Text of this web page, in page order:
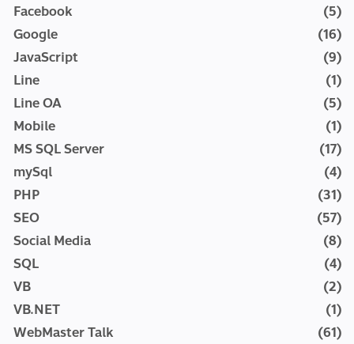
Facebook
(5)
Google
(16)
JavaScript
(9)
Line
(1)
Line OA
(5)
Mobile
(1)
MS SQL Server
(17)
mySql
(4)
PHP
(31)
SEO
(57)
Social Media
(8)
SQL
(4)
VB
(2)
VB.NET
(1)
WebMaster Talk
(61)